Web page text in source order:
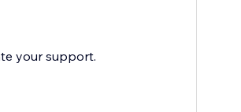
your support.